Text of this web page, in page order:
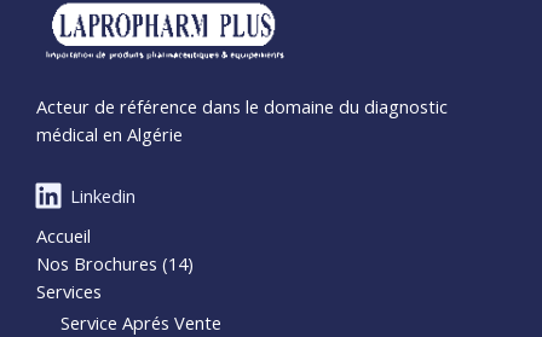
Acteur de référence dans le domaine du diagnostic
médical en Algérie
Linkedin
Accueil
Nos Brochures (14)
Services
Service Aprés Vente